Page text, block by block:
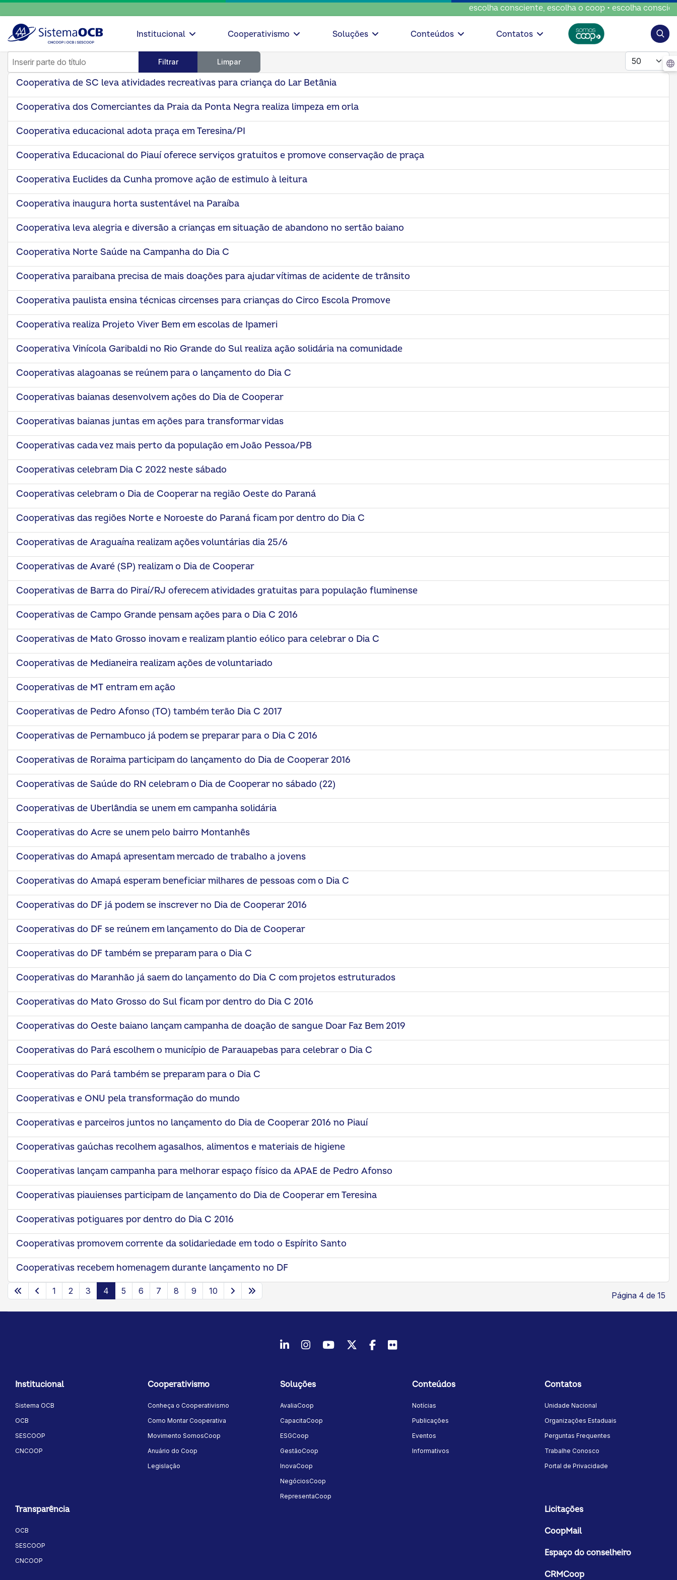
escolha consciente, escolha o coop • escolha consciente,
Institucional Cooperativismo Soluções Conteúdos Contatos
Inserir parte do título
Filtrar Limpar
Mostrar #
Cooperativa de SC leva atividades recreativas para criança do Lar Betânia
Cooperativa dos Comerciantes da Praia da Ponta Negra realiza limpeza em orla
Cooperativa educacional adota praça em Teresina/PI
Cooperativa Educacional do Piauí oferece serviços gratuitos e promove conservação de praça
Cooperativa Euclides da Cunha promove ação de estimulo à leitura
Cooperativa inaugura horta sustentável na Paraíba
Cooperativa leva alegria e diversão a crianças em situação de abandono no sertão baiano
Cooperativa Norte Saúde na Campanha do Dia C
Cooperativa paraibana precisa de mais doações para ajudar vítimas de acidente de trânsito
Cooperativa paulista ensina técnicas circenses para crianças do Circo Escola Promove
Cooperativa realiza Projeto Viver Bem em escolas de Ipameri
Cooperativa Vinícola Garibaldi no Rio Grande do Sul realiza ação solidária na comunidade
Cooperativas alagoanas se reúnem para o lançamento do Dia C
Cooperativas baianas desenvolvem ações do Dia de Cooperar
Cooperativas baianas juntas em ações para transformar vidas
Cooperativas cada vez mais perto da população em João Pessoa/PB
Cooperativas celebram Dia C 2022 neste sábado
Cooperativas celebram o Dia de Cooperar na região Oeste do Paraná
Cooperativas das regiões Norte e Noroeste do Paraná ficam por dentro do Dia C
Cooperativas de Araguaína realizam ações voluntárias dia 25/6
Cooperativas de Avaré (SP) realizam o Dia de Cooperar
Cooperativas de Barra do Piraí/RJ oferecem atividades gratuitas para população fluminense
Cooperativas de Campo Grande pensam ações para o Dia C 2016
Cooperativas de Mato Grosso inovam e realizam plantio eólico para celebrar o Dia C
Cooperativas de Medianeira realizam ações de voluntariado
Cooperativas de MT entram em ação
Cooperativas de Pedro Afonso (TO) também terão Dia C 2017
Cooperativas de Pernambuco já podem se preparar para o Dia C 2016
Cooperativas de Roraima participam do lançamento do Dia de Cooperar 2016
Cooperativas de Saúde do RN celebram o Dia de Cooperar no sábado (22)
Cooperativas de Uberlândia se unem em campanha solidária
Cooperativas do Acre se unem pelo bairro Montanhês
Cooperativas do Amapá apresentam mercado de trabalho a jovens
Cooperativas do Amapá esperam beneficiar milhares de pessoas com o Dia C
Cooperativas do DF já podem se inscrever no Dia de Cooperar 2016
Cooperativas do DF se reúnem em lançamento do Dia de Cooperar
Cooperativas do DF também se preparam para o Dia C
Cooperativas do Maranhão já saem do lançamento do Dia C com projetos estruturados
Cooperativas do Mato Grosso do Sul ficam por dentro do Dia C 2016
Cooperativas do Oeste baiano lançam campanha de doação de sangue Doar Faz Bem 2019
Cooperativas do Pará escolhem o município de Parauapebas para celebrar o Dia C
Cooperativas do Pará também se preparam para o Dia C
Cooperativas e ONU pela transformação do mundo
Cooperativas e parceiros juntos no lançamento do Dia de Cooperar 2016 no Piauí
Cooperativas gaúchas recolhem agasalhos, alimentos e materiais de higiene
Cooperativas lançam campanha para melhorar espaço físico da APAE de Pedro Afonso
Cooperativas piauienses participam de lançamento do Dia de Cooperar em Teresina
Cooperativas potiguares por dentro do Dia C 2016
Cooperativas promovem corrente da solidariedade em todo o Espírito Santo
Cooperativas recebem homenagem durante lançamento no DF
Página 4 de 15
1 2 3 4 5 6 7 8 9 10
LinkedInInstagram
YoutubeTwitter/X
Facebook
Flickr
Institucional
Sistema OCB
OCB
SESCOOP
CNCOOP
Cooperativismo
Conheça o Cooperativismo
Como Montar Cooperativa
Movimento SomosCoop
Anuário do Coop
Legislação
Soluções
AvaliaCoop
CapacitaCoop
ESGCoop
GestãoCoop
InovaCoop
NegóciosCoop
RepresentaCoop
Conteúdos
Notícias
Publicações
Eventos
Informativos
Contatos
Unidade Nacional
Organizações Estaduais
Perguntas Frequentes
Trabalhe Conosco
Portal de Privacidade
Transparência
OCB
SESCOOP
CNCOOP
Licitações
CoopMail
Espaço do conselheiro
CRMCoop